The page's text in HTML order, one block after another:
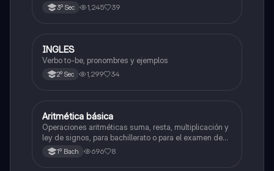
valle de México
3º Sec 1,245 39
Inglés
INGLES
Verbo to-be, pronombres y ejemplos
2º Sec 1,299 34
Matemáticas
Aritmética básica
Operaciones aritméticas suma, resta, multiplicación y
ley de signos, para bachillerato o para el examen de
admisión a la universidad
1º Bach 696 8